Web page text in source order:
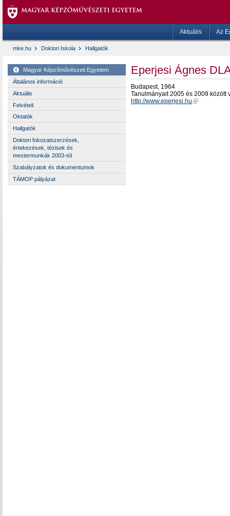
Aktuális Az
mke.hu Doktori Iskola Hallgatók
Magyar Képzőművészeti Egyetem
Általános információ
Aktuális
Felvételi
Oktatók
Hallgatók
Doktori fokozatszerzések,
értekezések, tézisek és
mestermunkák 2003-tól
Szabályzatok és dokumentumok
TÁMOP pályázat
Eperjesi Ágnes
Budapest, 1964
Tanulmányait 2005 és 2009 között
http://www.eperjesi.hu